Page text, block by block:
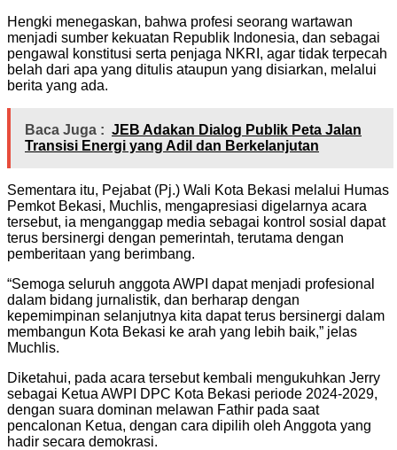
Hengki menegaskan, bahwa profesi seorang wartawan
menjadi sumber kekuatan Republik Indonesia, dan sebagai
pengawal konstitusi serta penjaga NKRI, agar tidak terpecah
belah dari apa yang ditulis ataupun yang disiarkan, melalui
berita yang ada.
Baca Juga : JEB Adakan Dialog Publik Peta Jalan
Transisi Energi yang Adil dan Berkelanjutan
Sementara itu, Pejabat (Pj.) Wali Kota Bekasi melalui Humas
Pemkot Bekasi, Muchlis, mengapresiasi digelarnya acara
tersebut, ia menganggap media sebagai kontrol sosial dapat
terus bersinergi dengan pemerintah, terutama dengan
pemberitaan yang berimbang.
“Semoga seluruh anggota AWPI dapat menjadi profesional
dalam bidang jurnalistik, dan berharap dengan
kepemimpinan selanjutnya kita dapat terus bersinergi dalam
membangun Kota Bekasi ke arah yang lebih baik,” jelas
Muchlis.
Diketahui, pada acara tersebut kembali mengukuhkan Jerry
sebagai Ketua AWPI DPC Kota Bekasi periode 2024-2029,
dengan suara dominan melawan Fathir pada saat
pencalonan Ketua, dengan cara dipilih oleh Anggota yang
hadir secara demokrasi.